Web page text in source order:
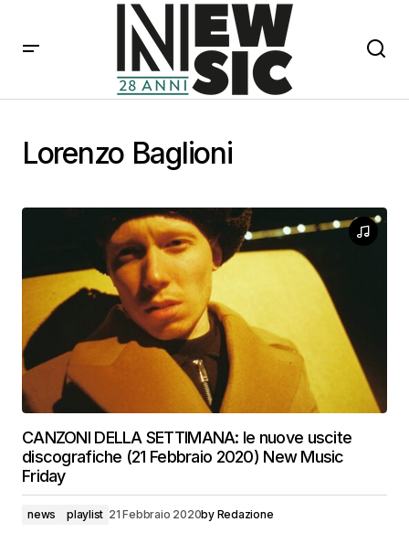
Lorenzo Baglioni
CANZONI DELLA SETTIMANA: le nuove uscite
discografiche (21 Febbraio 2020) New Music
Friday
news playlist 21 Febbraio 2020by Redazione